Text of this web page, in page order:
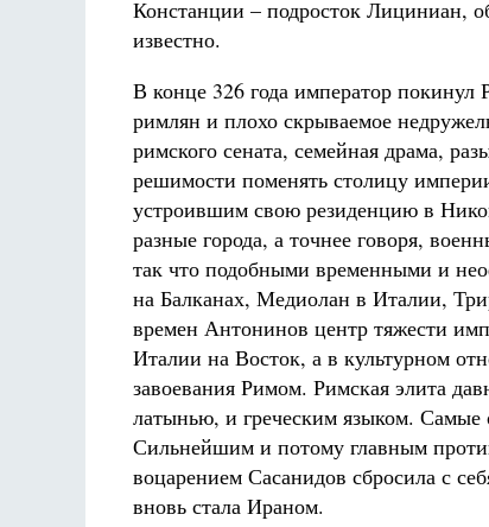
Констанции – подросток Лициниан,
известно.
В конце 326 года император
римлян и плохо скрываемое
римского сената, семейная драма,
решимости поменять столицу
устроившим свою резиденцию в
разные города, а точнее говоря,
так что подобными временными и
на Балканах, Медиолан в Италии,
времен Антонинов центр тяжести
Италии на Восток, а в культурном
завоевания Римом. Римская элита
латынью, и греческим языком. Самые
Сильнейшим и потому главным
воцарением Сасанидов сбросила с
вновь стала Ираном.